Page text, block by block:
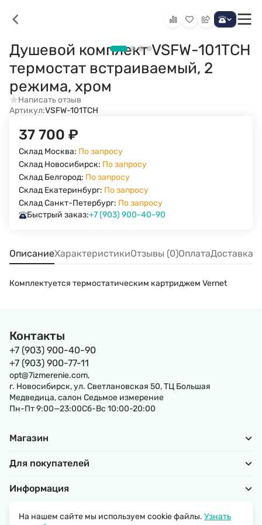
Душевой комплект VSFW-101TCH
термостат встраиваемый, 2
режима, хром
Написать отзыв
Артикул:VSFW-101TCH
37 700 ₽
Склад Москва: По запросу
Склад Новосибирск: По запросу
Склад Белгород: По запросу
Склад Екатеринбург: По запросу
Склад Санкт-Петербург: По запросу
Быстрый заказ:+7 (903) 900-40-90
ОписаниеХарактеристикиОтзывы (0)ОплатаДоставка
Комплектуется термостатическим картриджем Vernet
Контакты
+7 (903) 900-40-90
+7 (903) 900-77-11
opt@7izmerenie.com,
г. Новосибирск, ул. Светлановская 50, ТЦ Большая
Медведица, салон Седьмое измерение
Пн-Пт 9:00—23:00Сб-Вс 10:00-20:00
Магазин
Для покупателей
Информация
На нашем сайте мы используем cookie файлы. Узнать